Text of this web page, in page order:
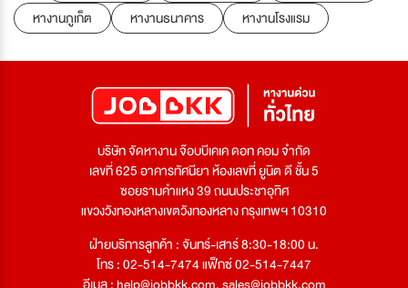
หางานภูเก็ต
หางานธนาคาร หางานโรงแรม
บริษัท จัดหางาน จ๊อบบีเคเค ดอท คอม จำกัด
เลขที่ 625 อาคารทัศนียา ห้องเลขที่ ยูนิต ดี ชั้น 5
ซอยรามคำแหง 39 ถนนประชาอุทิศ
แขวงวังทองหลางเขตวังทองหลาง กรุงเทพฯ 10310
ฝ่ายบริการลูกค้า : จันทร์-เสาร์ 8:30-18:00 น.
โทร : 02-514-7474 แฟ็กซ์ 02-514-7447